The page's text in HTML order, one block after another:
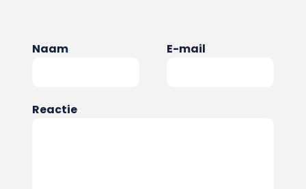
Naam E-mail
Reactie